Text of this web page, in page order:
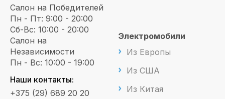
Салон на Победителей
Пн - Пт: 9:00 - 20:00
Сб-Вс: 10:00 - 20:00
Салон на
Независимости
Пн - Вс: 10:00 - 19:00
Наши контакты:
+375 (29) 689 20 20
Электромобили
Из Европы
Из США
Из Китая